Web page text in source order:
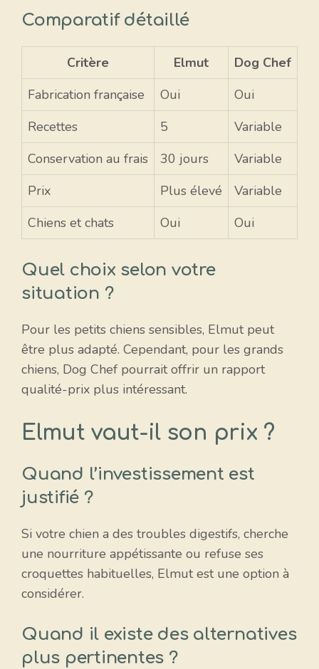
Comparatif détaillé
Critère Elmut
Dog Chef
Fabrication française
Oui
Oui
Recettes
5
Variable
Conservation au frais
30 jours
Variable
Prix
Plus élevé
Variable
Chiens et chats
Oui Oui
Quel choix selon votre
situation ?
Pour les petits chiens sensibles, Elmut peut
être plus adapté. Cependant, pour les grands
chiens, Dog Chef pourrait offrir un rapport
qualité-prix plus intéressant.
Elmut vaut-il son prix ?
Quand l’investissement est
justifié ?
Si votre chien a des troubles digestifs, cherche
une nourriture appétissante ou refuse ses
croquettes habituelles, Elmut est une option à
considérer.
Quand il existe des alternatives
plus pertinentes ?